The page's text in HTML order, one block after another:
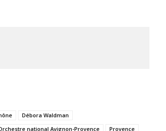
Débora Waldman
national Avignon-Provence Provence